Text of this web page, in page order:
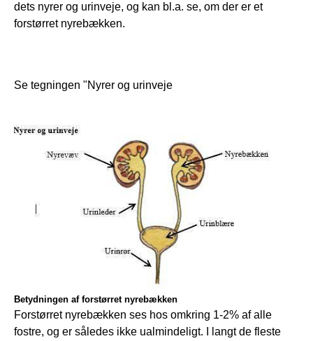
dets nyrer og urinveje, og kan bl.a. se, om der er et
forstørret nyrebækken.
Se tegningen "Nyrer og urinveje
Betydningen af forstørret nyrebækken
Forstørret nyrebækken ses hos omkring 1-2% af alle
fostre, og er således ikke ualmindeligt. I langt de fleste